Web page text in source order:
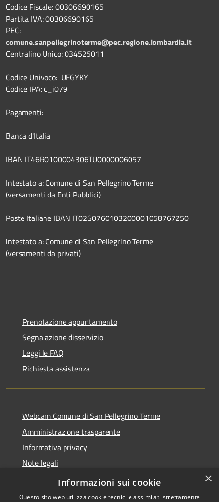
Codice Fiscale: 00306690165
Partita IVA: 00306690165
PEC:
comune.sanpellegrinoterme@pec.regione.lombardia.it
Centralino Unico: 034525011
Codice Univoco: UFGYKY
Codice IPA: c_i079
Pagamenti:
Banca d'Italia
IBAN IT46R0100004306TU0000006057
Intestato a: Comune di San Pellegrino Terme
(versamenti da Enti Pubblici)
Poste Italiane IBAN IT02G0760103200001058767250
intestato a: Comune di San Pellegrino Terme
(versamenti da privati)
Prenotazione appuntamento
Segnalazione disservizio
Leggi le FAQ
Richiesta assistenza
Webcam Comune di San Pellegrino Terme
Amministrazione trasparente
Informativa privacy
Note legali
Dichiarazione di accessibilità
×
Informazioni sui cookie
Questo sito web utilizza cookie tecnici e assimilati strettamente